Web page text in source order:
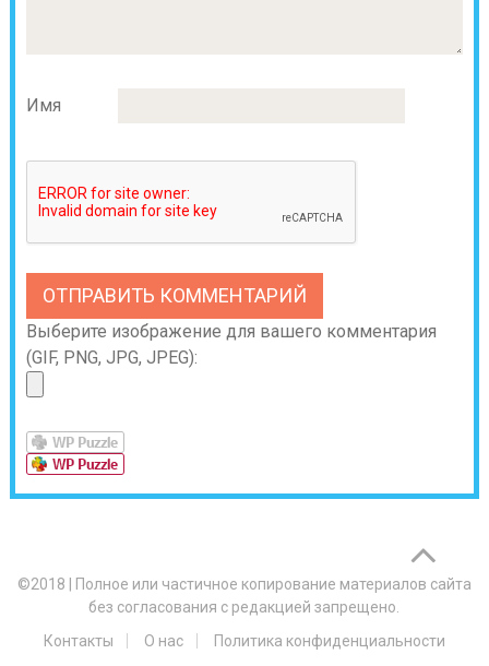
Имя
Выберите изображение для вашего комментария
(GIF, PNG, JPG, JPEG):
©2018
Полное или частичное копирование материалов сайта
без согласования с редакцией запрещено.
Контакты
О нас Политика конфиденциальности